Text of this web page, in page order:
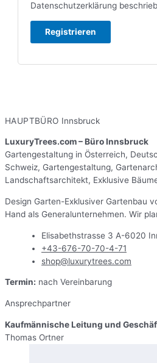
Datenschutzerklärung
Registrieren
HAUPTBÜRO Innsbruck
LuxuryTrees.com – Büro Innsbruck
Gartengestaltung in Österreich,
Schweiz, Gartengestaltung,
Landschaftsarchitekt, Exklusive
Design Garten-Exklusiver Gartenbau
Hand als Generalunternehmen. Wir
Elisabethstrasse 3 A-6020
+43-676-70-70-4-71
shop@luxurytrees.com
Termin: nach Vereinbarung
Ansprechpartner
Kaufmännische Leitung und
Thomas Ortner